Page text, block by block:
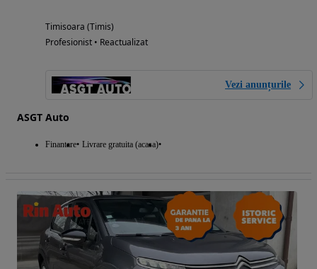
Timisoara (Timis)
Profesionist • Reactualizat
Vezi anunțurile
ASGT Auto
Finantare Livrare gratuita (acasa)